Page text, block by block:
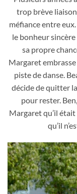
trop brève
méfiance entre
le bonheur
sa propre
Margaret
piste de danse.
décide de quitter
pour rester.
Margaret qu’il
qu’il